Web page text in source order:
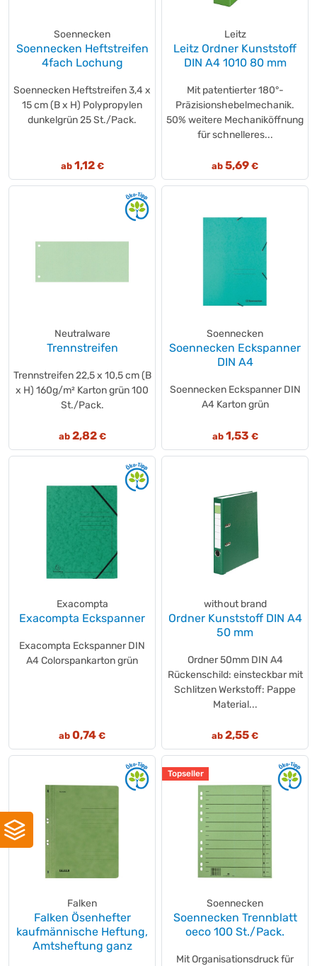
Soennecken
Soennecken Heftstreifen
4fach Lochung
Soennecken Heftstreifen 3,4 x
15 cm (B x H) Polypropylen
dunkelgrün 25 St./Pack.
ab 1,12€
Leitz
Leitz Ordner Kunststoff
DIN A4 1010 80 mm
Mit patentierter 180°-
Präzisionshebelmechanik.
50% weitere Mechaniköffnung
für schnelleres...
ab 5,69 €
Neutralware
Trennstreifen
Trennstreifen 22,5 x 10,5 cm (B
x H) 160g/m² Karton grün 100
St./Pack.
ab 2,82€
Soennecken
Soennecken Eckspanner
DIN A4
Soennecken Eckspanner DIN
A4 Karton grün
ab 1,53 €
Exacompta
Exacompta Eckspanner
Exacompta Eckspanner DIN
A4 Colorspankarton grün
ab 0,74 €
without brand
Ordner Kunststoff DIN A4
50 mm
Ordner 50mm DIN A4
Rückenschild: einsteckbar mit
Schlitzen Werkstoff: Pappe
Material...
ab 2,55 €
Falken
Falken Ösenhefter
kaufmännische Heftung,
Amtsheftung ganz
Topseller
Soennecken
Soennecken Trennblatt
oeco 100 St./Pack.
Mit Organisationsdruck für